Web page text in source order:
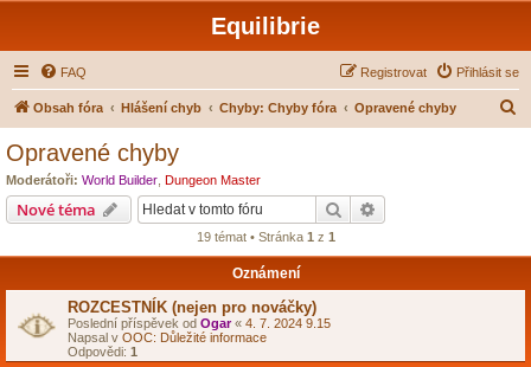
Equilibrie
FAQ Přihlásit se
Registrovat
Obsah fóra Hlášení chyb Chyby: Chyby fóra Opravené chyby
Opravené chyby
Moderátoři: World Builder Dungeon Master
Nové téma Hledat
19 témat • Stránka 1 z 1
Oznámení
ROZCESTNÍK (nejen pro nováčky)
Poslední příspěvek od Ogar« 4. 7. 2024 9.15
Napsal v OOC: Důležité informace
Odpovědi: 1